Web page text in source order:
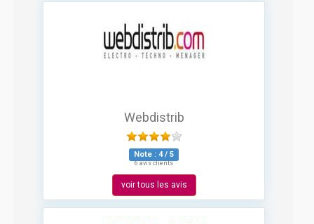
Webdistrib
Note : 4/ 5
6 avis clients
voir tous les avis